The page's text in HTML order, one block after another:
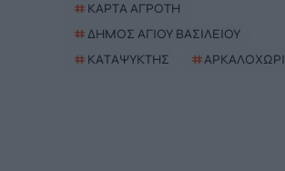
# ΚΑΡΤΑ ΑΓΡΟΤΗ
#ΔΗΜΟΣ ΑΓΙΟΥ ΒΑΣΙΛΕΙΟΥ
# ΚΑΤΑΨΥΚΤΗΣ #ΑΡΚΑΛΟΧΩΡΙ